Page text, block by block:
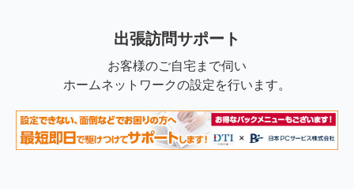
出張訪問サポート
お客様のご自宅まで伺い
ホームネットワークの設定を行います。